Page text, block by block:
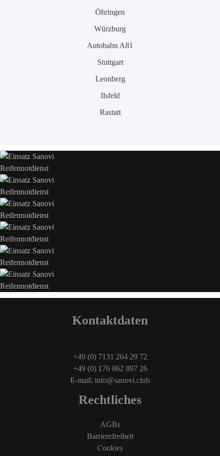
Öhringen
Würzburg
Autobahn A81
Stuttgart
Leonberg
Ilsfeld
Rastatt
Kontaktdaten
+49 (0) 7131 264 29 72
+49 (0) 176 862 897 26
E-mail: info@sanovi.club
Rechtliches
AGBs
Barrierefreiheit
Cookies